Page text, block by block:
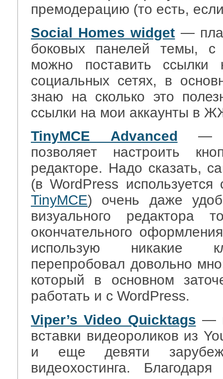
премодерацию (то есть,
Social Homes widget —
боковых панелей темы, с
можно поставить
социальных сетях, в
знаю на сколько это
ссылки на мои аккаунты в
TinyMCE Advanced —
позволяет настроить
редакторе. Надо сказать,
(в WordPress используется
TinyMCE) очень даже
визуального
окончательного
использую никакие
перепробовал довольно
который в основном
работать и с WordPress.
Viper’s Video Quicktags —
вставки видеороликов из
и еще девяти
видеохостинга.